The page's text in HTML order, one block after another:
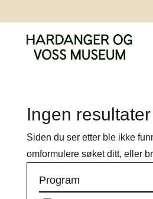
Ingen
Siden du ser etter ble ikke
omformulere søket ditt, eller
Program